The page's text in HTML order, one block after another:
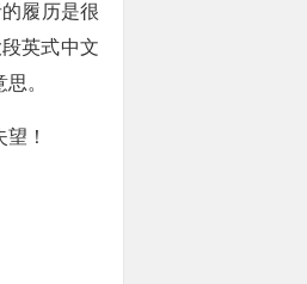
履历是很
英式中文
。
！